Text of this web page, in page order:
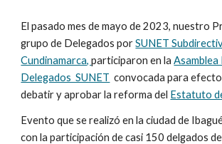
El pasado mes de mayo de 2023, nuestro
grupo de Delegados porSUNET
Cundinamarca,participaron en laAsamblea
Delegados SUNET convocada para
debatir y aprobar la reforma del Estatuto
Evento que se realizó en la ciudad de
con la participación de casi 150 delgados